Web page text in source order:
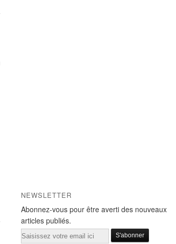
NEWSLETTER
Abonnez-vous pour être averti des nouveaux
articles publiés.
Email